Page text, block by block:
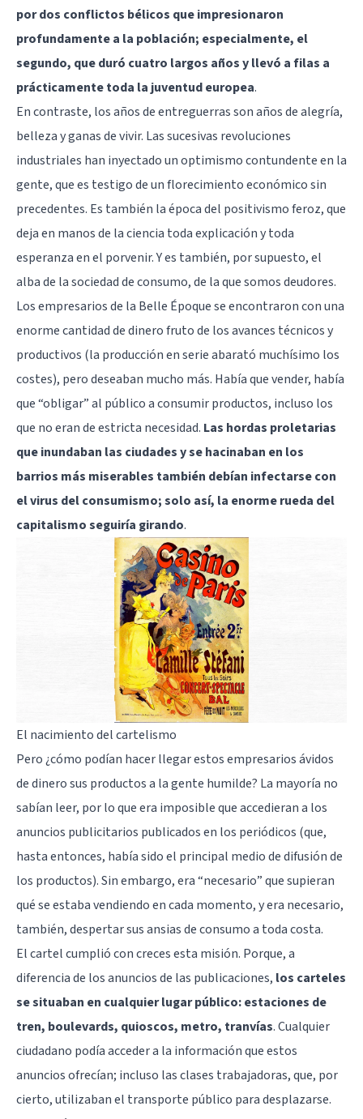
por dos conflictos bélicos que impresionaron
profundamente a la población; especialmente, el
segundo, que duró cuatro largos años y llevó a filas a
prácticamente toda la juventud europea.
En contraste, los años de entreguerras son años de alegría,
belleza y ganas de vivir. Las sucesivas revoluciones
industriales han inyectado un optimismo contundente en la
gente, que es testigo de un florecimiento económico sin
precedentes. Es también la época del positivismo feroz, que
deja en manos de la ciencia toda explicación y toda
esperanza en el porvenir. Y es también, por supuesto, el
alba de la sociedad de consumo, de la que somos deudores.
Los empresarios de la Belle Époque se encontraron con una
enorme cantidad de dinero fruto de los avances técnicos y
productivos (la producción en serie abarató muchísimo los
costes), pero deseaban mucho más. Había que vender, había
que “obligar” al público a consumir productos, incluso los
que no eran de estricta necesidad. Las hordas proletarias
que inundaban las ciudades y se hacinaban en los
barrios más miserables también debían infectarse con
el virus del consumismo; solo así, la enorme rueda del
capitalismo seguiría girando.
El nacimiento del cartelismo
Pero ¿cómo podían hacer llegar estos empresarios ávidos
de dinero sus productos a la gente humilde? La mayoría no
sabían leer, por lo que era imposible que accedieran a los
anuncios publicitarios publicados en los periódicos (que,
hasta entonces, había sido el principal medio de difusión de
los productos). Sin embargo, era “necesario” que supieran
qué se estaba vendiendo en cada momento, y era necesario,
también, despertar sus ansias de consumo a toda costa.
El cartel cumplió con creces esta misión. Porque, a
diferencia de los anuncios de las publicaciones, los carteles
se situaban en cualquier lugar público: estaciones de
tren, boulevards, quioscos, metro, tranvías. Cualquier
ciudadano podía acceder a la información que estos
anuncios ofrecían; incluso las clases trabajadoras, que, por
cierto, utilizaban el transporte público para desplazarse.